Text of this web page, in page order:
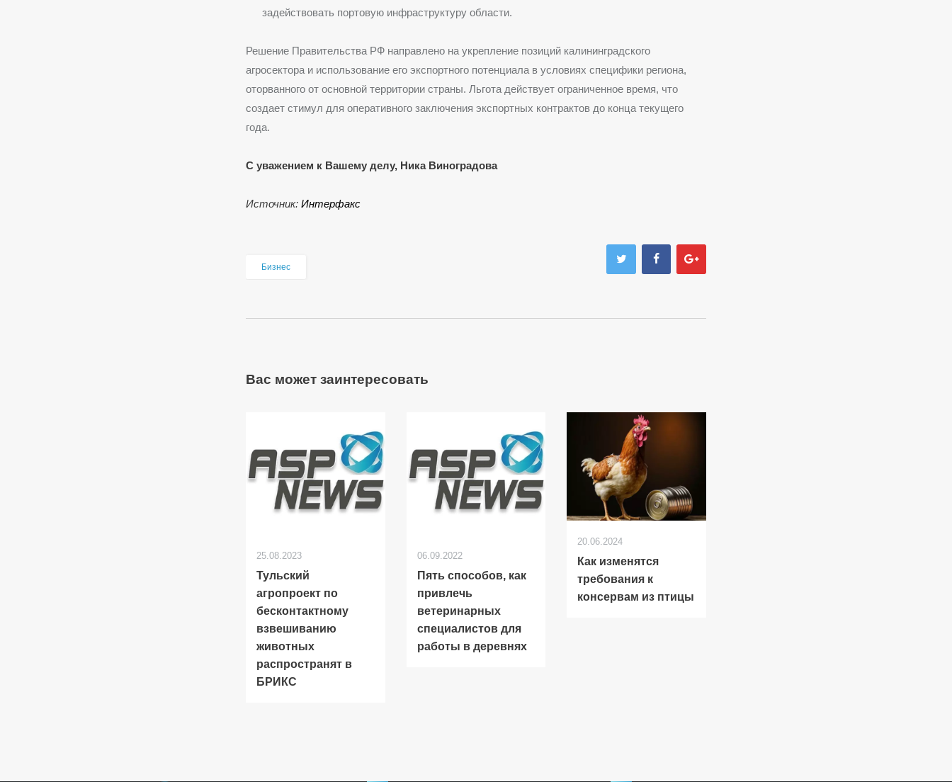
задействовать портовую инфраструктуру области.
Решение Правительства РФ направлено на укрепление позиций калининградского
агросектора и использование его экспортного потенциала в условиях специфики региона,
оторванного от основной территории страны. Льгота действует ограниченное время, что
создает стимул для оперативного заключения экспортных контрактов до конца текущего
года.
С уважением к Вашему делу, Ника Виноградова
Источник: Интерфакс
Бизнес
Вас может заинтересовать
25.08.2023
Тульский
агропроект по
бесконтактному
взвешиванию
животных
распространят в
БРИКС
06.09.2022
Пять способов, как
привлечь
ветеринарных
специалистов для
работы в деревнях
20.06.2024
Как изменятся
требования к
консервам из птицы